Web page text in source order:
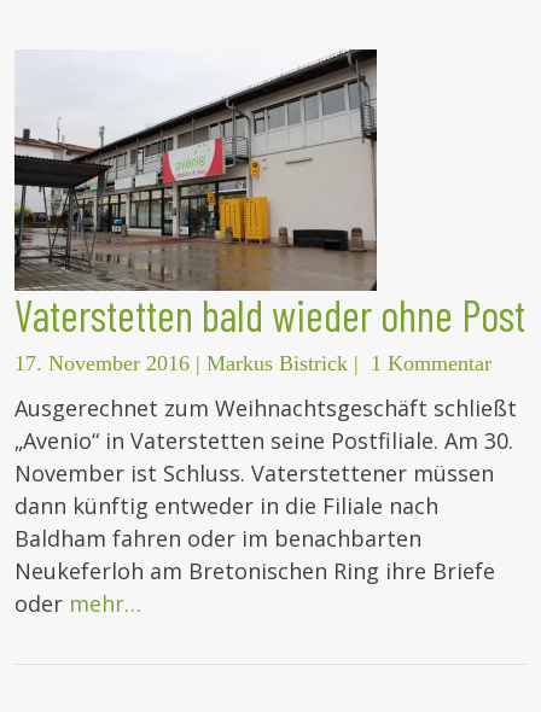
Vaterstetten bald wieder ohne Post
17. November 2016 | Markus Bistrick | 1 Kommentar
Ausgerechnet zum Weihnachtsgeschäft schließt
„Avenio“ in Vaterstetten seine Postfiliale. Am 30.
November ist Schluss. Vaterstettener müssen
dann künftig entweder in die Filiale nach
Baldham fahren oder im benachbarten
Neukeferloh am Bretonischen Ring ihre Briefe
oder mehr…